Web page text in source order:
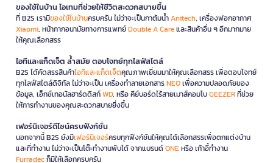
ของใช้ในบ้าน ไอเทมที่ช่วยให้ชีวิตสะดวกสบายขึ้น
ที่ B2S เรามีของใช้ในบ้านครบครัน ไม่ว่าจะเป็นกาต้มน้ำAnitech, เครื่องฟอกอากาศ
Xiaomi, หน้ากากอนามัยทางการแพทย์Double A Careและสินค้าอื่น ๆ อีกมากมาย
ให้คุณเลือกสรร
ไอทีและแก็ดเจ็ต ล้ำสมัย ตอบโจทย์ทุกไลฟ์สไตล์
B2S ได้คัดสรรสินค้าไอทีและแก็ดเจ็ตคุณภาพเยี่ยมมาให้คุณเลือกสรร เพื่อตอบโจทย์
ทุกไลฟ์สไตล์ดิจิทัล ไม่ว่าจะเป็น เครื่องทำลายเอกสารNEOเพื่อความปลอดภัยของ
ข้อมูล, เอ็กซ์เทอนัลฮาร์ดดิสก์WD, หรือ คีย์บอร์ดไร้สายเมาส์คอมโบGEEZERที่ช่วย
ให้การทำงานของคุณสะดวกสบายยิ่งขึ้น
เฟอร์นิเจอร์ดีไซน์ครบฟังก์ชั่น
นอกจากนี้ B2S ยังมีเฟอร์นิเจอร์ครบทุกฟังก์ชันให้คุณได้เลือกสรรเพื่อตกแต่งบ้าน
และที่ทำงาน ไม่ว่าจะเป็นโต๊ะทำงานพับได้ จากแบรนด์ONEหรือ เก้าอี้ทำงาน
Furradecก็มีให้เลือกครบครัน